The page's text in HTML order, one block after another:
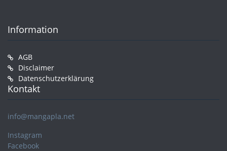
Information
AGB
Disclaimer
Datenschutzerklärung
Kontakt
info@mangapla.net
Instagram
Facebook